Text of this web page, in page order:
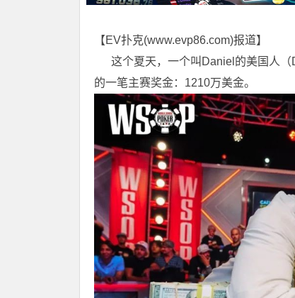
【EV扑克(www.evp86.com)报道】
这个夏天，一个叫Daniel的美国人（
的一笔主赛奖金：1210万美金。